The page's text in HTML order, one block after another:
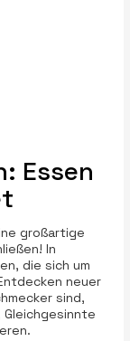
Essen
großartige
In
die sich um
neuer
sind,